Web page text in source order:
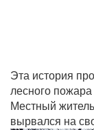
Эта история
лесного
Местный
вырвался на